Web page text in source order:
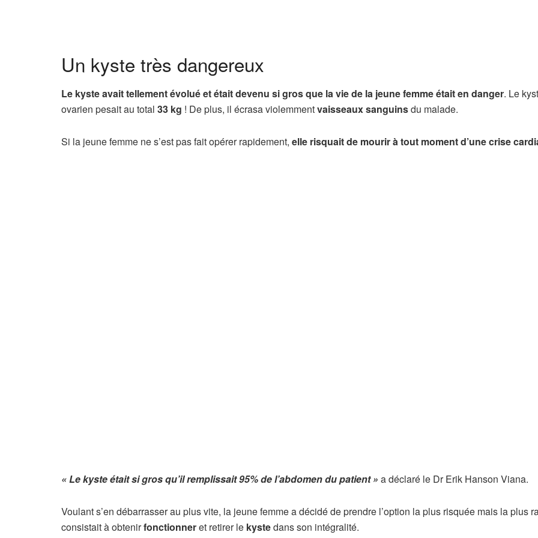
Un kyste très dangereux
Le kyste avait tellement évolué et était devenu si gros que la vie de la jeune femme était en danger. Le
ovarien pesait au total 33 kg ! De plus, il écrasa violemmentvaisseaux sanguinsdu malade.
Si la jeune femme ne s’est pas fait opérer rapidement, elle risquait de mourir à tout moment d’une crise
« Le kyste était si gros qu’il remplissait 95% de l’abdomen du patient » a déclaré le Dr Erik Hanson Viana.
Voulant s’en débarrasser au plus vite, la jeune femme a décidé de prendre l’option la plus risquée mais la plus
consistait à obtenirfonctionneret retirer le kystedans son intégralité.